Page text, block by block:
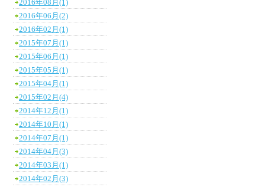
2016年08月(1)
2016年06月(2)
2016年02月(1)
2015年07月(1)
2015年06月(1)
2015年05月(1)
2015年04月(1)
2015年02月(4)
2014年12月(1)
2014年10月(1)
2014年07月(1)
2014年04月(3)
2014年03月(1)
2014年02月(3)